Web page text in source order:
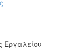
Εργαλείου